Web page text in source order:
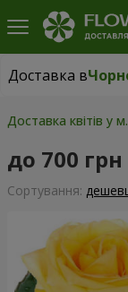
Доставка в
Доставка в
Доставка квітів у
до 700 грн
Сортування: